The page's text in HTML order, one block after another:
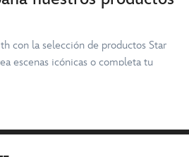
con la selección de productos Star
escenas icónicas o completa tu
Star Wars, juguetes, artículos para